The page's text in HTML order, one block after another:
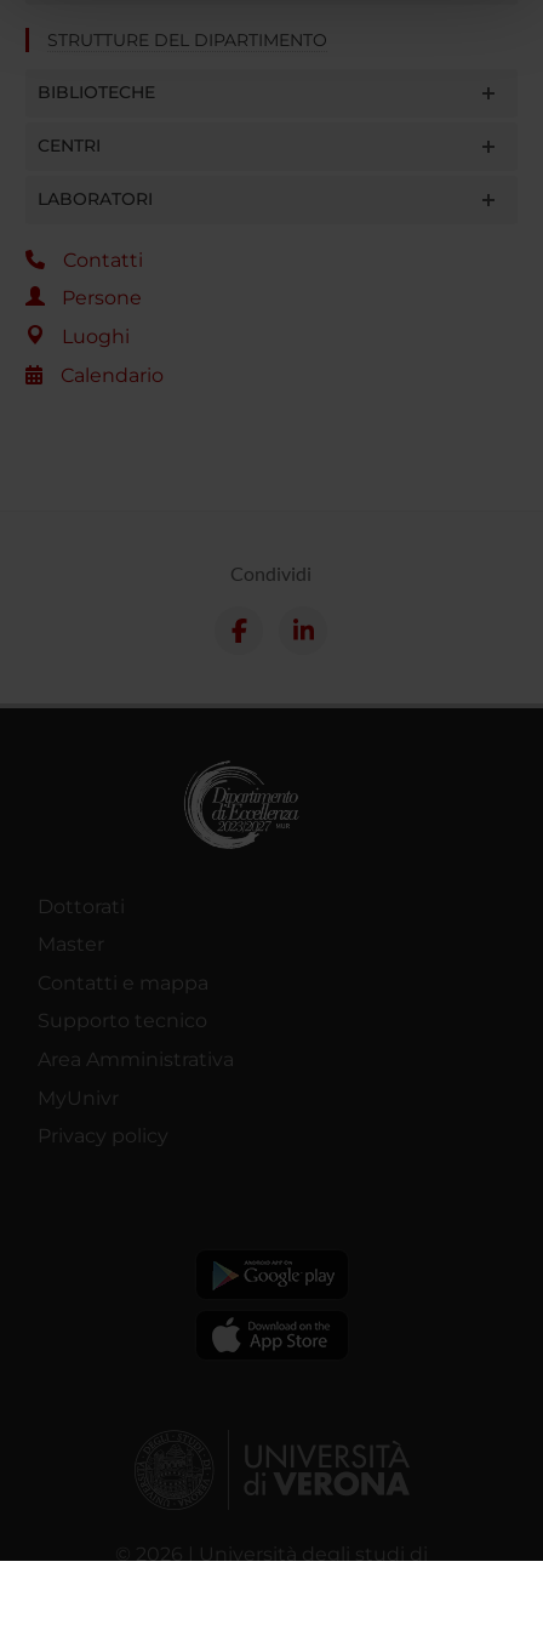
pubblicità e social media, i quali potrebbero combinarle
con altre informazioni che hai fornito loro o che hanno
raccolto dal tuo utilizzo dei loro servizi.
STRUTTURE DEL DIPARTIMENTO
BIBLIOTECHE
CENTRI
LABORATORI
Contatti
Persone
Luoghi
Calendario
Condividi
Dottorati
Master
Contatti e mappa
Supporto tecnico
Area Amministrativa
MyUnivr
Privacy policy
© 2026 | Università degli studi di